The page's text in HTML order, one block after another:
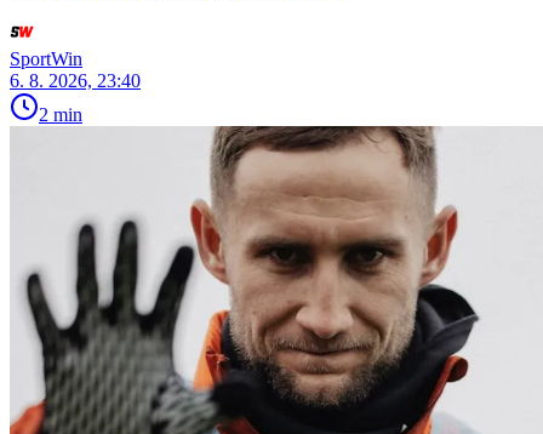
SportWin
6. 8. 2026, 23:40
2 min